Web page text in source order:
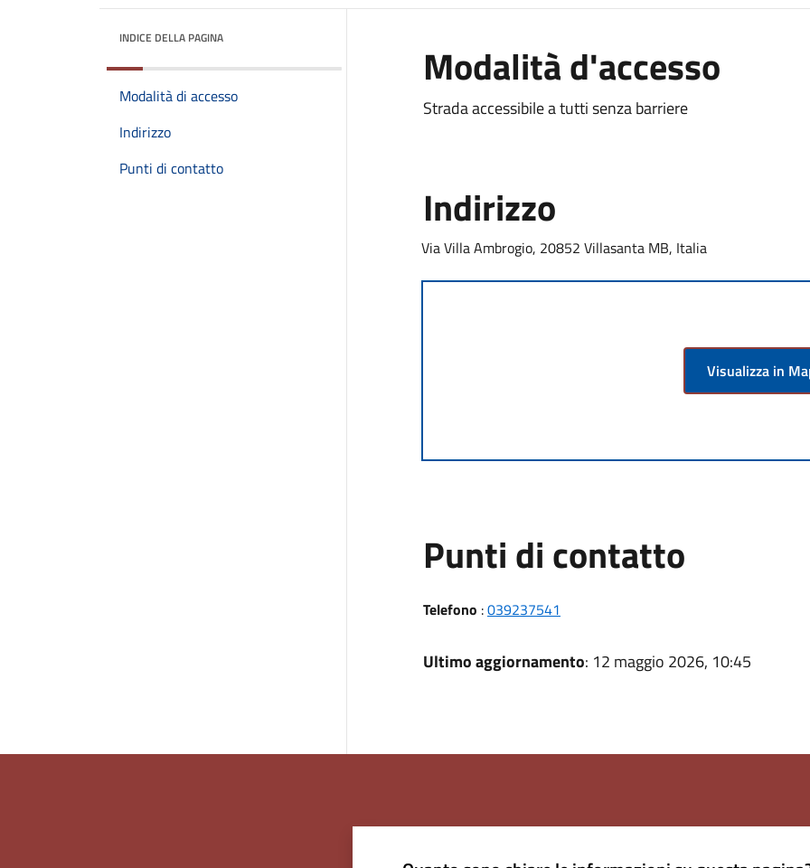
INDICE DELLA PAGINA
Modalità di accesso
Indirizzo
Punti di contatto
Modalità d'accesso
Strada accessibile a tutti senza barriere
Indirizzo
Via Villa Ambrogio, 20852 Villasanta MB, Italia
Visualizza in
Punti di contatto
Telefono :039237541
Ultimo aggiornamento: 12 maggio 2026, 10:45